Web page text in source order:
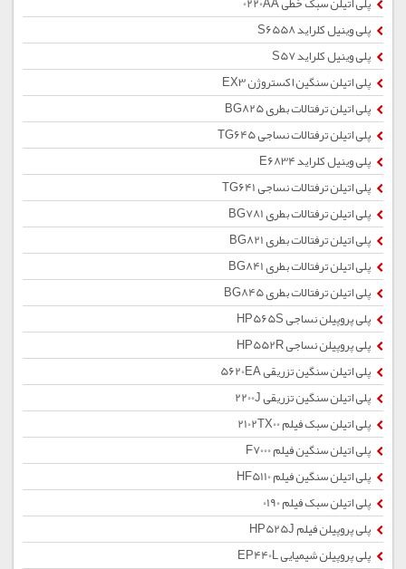
پلی وینیل کلراید S6558
پلی وینیل کلراید S57
پلی اتیلن سنگین اکستروژن EX3
پلی اتیلن ترفتالات بطری BG825
پلی اتیلن ترفتالات نساجی TG645
پلی وینیل کلراید E6834
پلی اتیلن ترفتالات نساجی TG641
پلی اتیلن ترفتالات بطری BG781
پلی اتیلن ترفتالات بطری BG821
پلی اتیلن ترفتالات بطری BG841
پلی اتیلن ترفتالات بطری BG845
پلی پروپیلن نساجی HP565S
پلی پروپیلن نساجی HP552R
پلی اتیلن سنگین تزریقی 5620EA
پلی اتیلن سنگین تزریقی 2200J
پلی اتیلن سبک فیلم 2102TX00
پلی اتیلن سنگین فیلم F7000
پلی اتیلن سنگین فیلم HF5110
پلی اتیلن سبک فیلم 0190
پلی پروپیلن فیلم HP525J
پلی پروپیلن شیمیایی EP440L